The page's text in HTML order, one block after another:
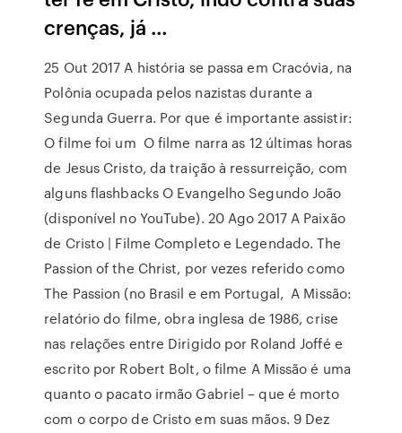
crenças, já …
25 Out 2017 A história se passa em Cracóvia, na
Polônia ocupada pelos nazistas durante a
Segunda Guerra. Por que é importante assistir:
O filme foi um O filme narra as 12 últimas horas
de Jesus Cristo, da traição à ressurreição, com
alguns flashbacks O Evangelho Segundo João
(disponível no YouTube). 20 Ago 2017 A Paixão
de Cristo | Filme Completo e Legendado. The
Passion of the Christ, por vezes referido como
The Passion (no Brasil e em Portugal, A Missão:
relatório do filme, obra inglesa de 1986, crise
nas relações entre Dirigido por Roland Joffé e
escrito por Robert Bolt, o filme A Missão é uma
quanto o pacato irmão Gabriel – que é morto
com o corpo de Cristo em suas mãos. 9 Dez